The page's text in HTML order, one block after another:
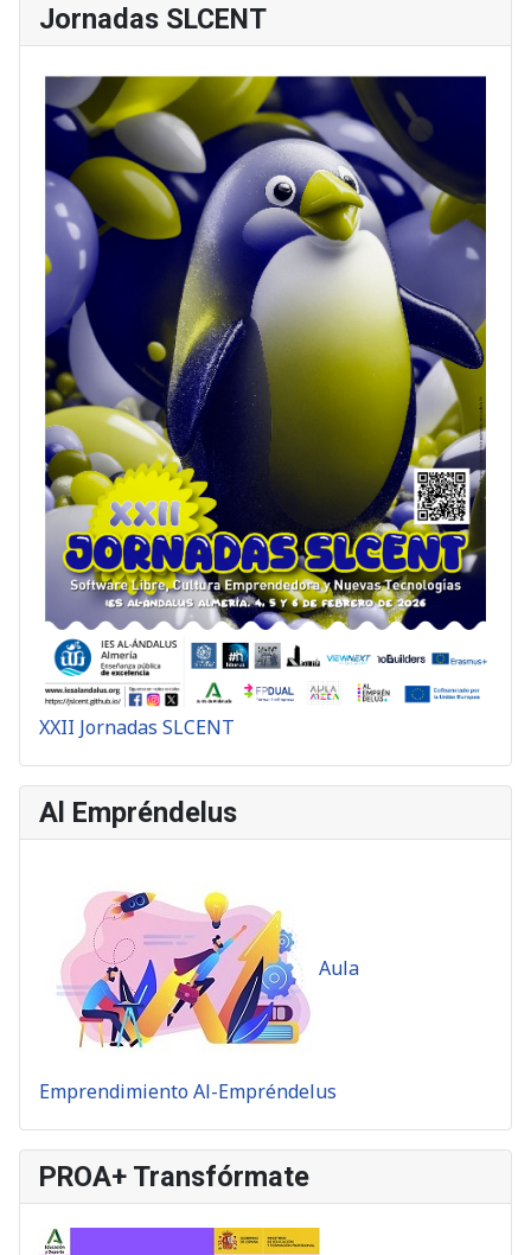
Jornadas SLCENT
XXII Jornadas SLCENT
Al Empréndelus
Aula
Emprendimiento Al-Empréndelus
PROA+ Transfórmate